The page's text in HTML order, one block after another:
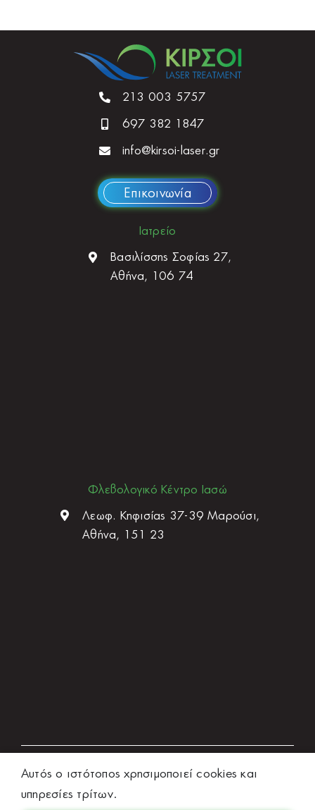
213 003 5757
697 382 1847
info@kirsoi-laser.gr
Επικοινωνία
Ιατρείο
Βασιλίσσης Σοφίας 27,
Αθήνα, 106 74
Φλεβολογικό Κέντρο Ιασώ
Λεωφ. Κηφισίας 37-39 Μαρούσι,
Αθήνα, 151 23
© 2026 kirsoi-laser.gr
Design by
Αυτός ο ιστότοπος χρησιμοποιεί cookies και
υπηρεσίες τρίτων.